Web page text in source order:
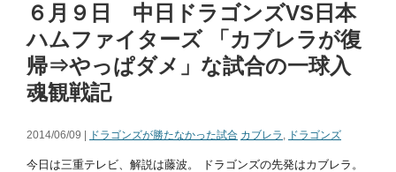
６月９日 中日ドラゴンズVS日本
ハムファイターズ 「カブレラが復
帰⇒やっぱダメ」な試合の一球入
魂観戦記
2014/06/09 | ドラゴンズが勝たなかった試合 カブレラ , ドラゴンズ
今日は三重テレビ、解説は藤波。 ドラゴンズの先発はカブレラ。